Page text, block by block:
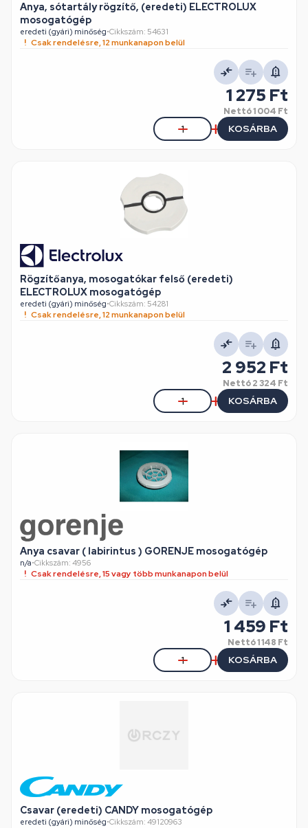
Anya, sótartály rögzítő, (eredeti) ELECTROLUX
mosogatógép
eredeti (gyári) minőség•Cikkszám: 54631
Csak rendelésre, 12 munkanapon belül
1 275 Ft
Nettó1 004 Ft
KOSÁRBA
Rögzítőanya, mosogatókar felső (eredeti)
ELECTROLUX mosogatógép
eredeti (gyári) minőség•Cikkszám: 54281
Csak rendelésre, 12 munkanapon belül
2 952 Ft
Nettó2 324 Ft
KOSÁRBA
Anya csavar ( labirintus ) GORENJE mosogatógép
n/a•Cikkszám: 4956
Csak rendelésre, 15 vagy több munkanapon belül
1 459 Ft
Nettó1 148 Ft
KOSÁRBA
Csavar (eredeti) CANDY mosogatógép
eredeti (gyári) minőség•Cikkszám: 49120963